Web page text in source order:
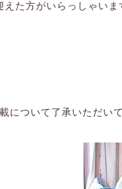
た方がいらっしゃいま
について了承いただい